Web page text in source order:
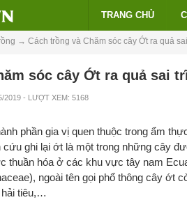
TRANG CHỦ
→ Cách trồng và Chăm sóc cây Ớt ra quả
sóc cây Ớt ra quả sai
2019 - LƯỢT XEM: 5168
phần gia vị quen thuộc trong ẩm
cứu ghi lại ớt là một trong những cây
thuần hóa ở các khu vực tây nam
ngoài tên gọi phổ thông cây ớt
hải tiêu,…